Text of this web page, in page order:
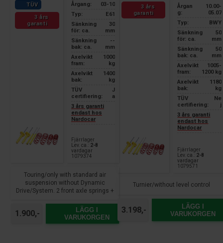
TÜV
3 års
garanti
Årgang:
03-10
Typ:
E61
Sänkning
för: ca.
30
mm
Sänkning
bak: ca.
--
mm
Axelvikt
fram:
1000
kg
Axelvikt
bak:
1400
kg
TÜV
certifiering:
J
a
3 års garanti
endast hos
Nardocar
Fjärrlager
Lev. ca.:
2-8
vardagar
1079374
Touring/only with standard air
suspension without Dynamic
Drive/System. 2 front axle springs +
1.900,-
LÄGG I
VARUKORGEN
3 års
garanti
Årgan
g:
10.00-
05.07
Typ:
BWY
Sänkning
för: ca.
50
mm
Sänkning
bak: ca.
50
mm
Axelvikt
fram:
1005-
1200 kg
Axelvikt
bak:
1180
kg
TÜV
certifiering:
Ne
j
3 års garanti
endast hos
Nardocar
Fjärrlager
Lev. ca.: 2-8
vardagar
1079571
Turnier/without level control
3.198,-
LÄGG I
VARUKORGEN